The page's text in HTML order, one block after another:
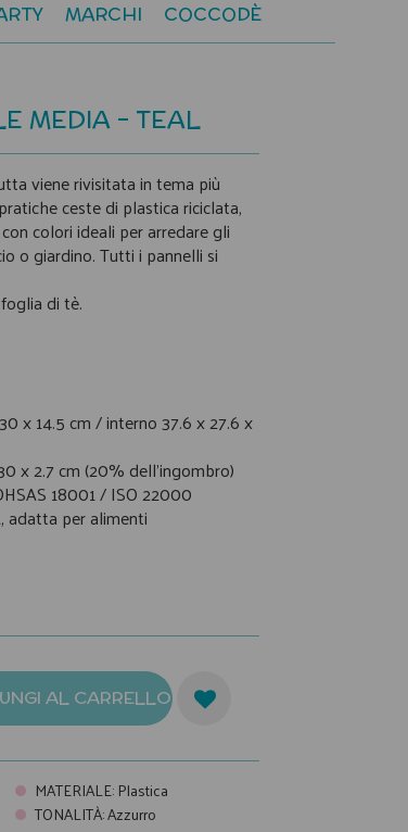
MARCHI COCCODÈ
MEDIA - TEAL
viene rivisitata in tema più
ceste di plastica riciclata,
colori ideali per arredare gli
o giardino. Tutti i pannelli si
di tè.
x 14.5 cm / interno 37.6 x 27.6 x
x 2.7 cm (20% dell'ingombro)
18001 / ISO 22000
adatta per alimenti
AL CARRELLO
MATERIALE: Plastica
TONALITÀ:Azzurro